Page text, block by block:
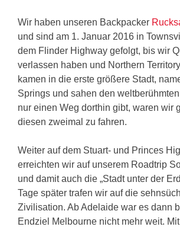
Wir haben unseren Backpacker
und sind am 1. Januar 2016 in
dem Flinder Highway gefolgt, bis wir
verlassen haben und Northern
kamen in die erste größere Stadt,
Springs und sahen den
nur einen Weg dorthin gibt, waren wir
diesen zweimal zu fahren.
Weiter auf dem Stuart- und Princes
erreichten wir auf unserem Roadtrip
und damit auch die „Stadt unter der
Tage später trafen wir auf die
Zivilisation. Ab Adelaide war es dann
Endziel Melbourne nicht mehr weit.